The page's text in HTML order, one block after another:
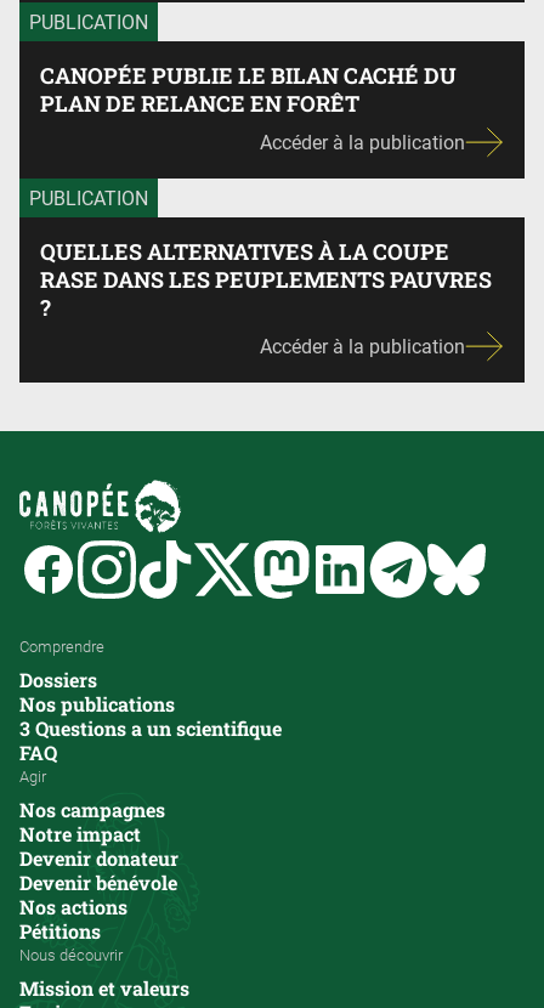
PUBLICATION
CANOPÉE PUBLIE LE BILAN CACHÉ DU
PLAN DE RELANCE EN FORÊT
Accéder à la publication
PUBLICATION
QUELLES ALTERNATIVES À LA COUPE
RASE DANS LES PEUPLEMENTS PAUVRES
?
Accéder à la publication
FacebookInstagramTiktok Twitter MastodonLinkedinTelegram
Comprendre
Dossiers
Nos publications
3 Questions a un scientifique
FAQ
Agir
Nos campagnes
Notre impact
Devenir donateur
Devenir bénévole
Nos actions
Pétitions
Nous découvrir
Mission et valeurs